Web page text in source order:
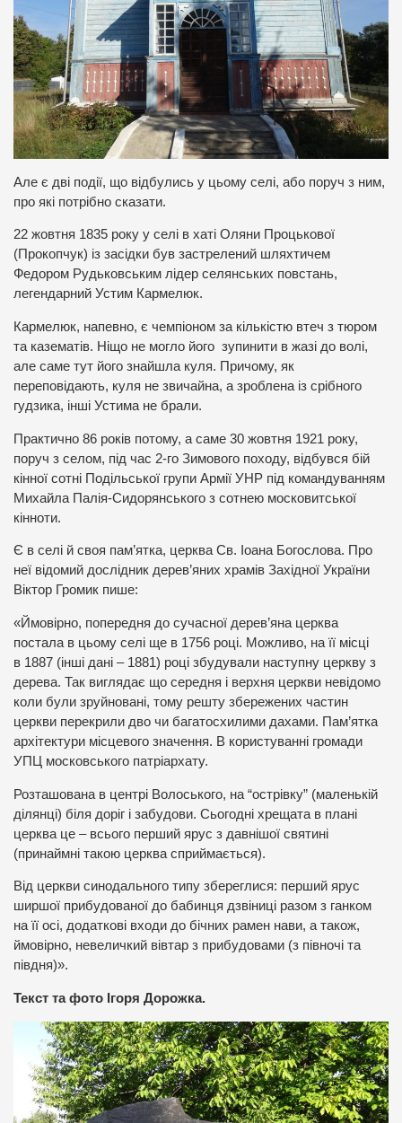
Але є дві події, що відбулись у цьому селі, або поруч з ним,
про які потрібно сказати.
22 жовтня 1835 року у селі в хаті Оляни Процькової
(Прокопчук) із засідки був застрелений шляхтичем
Федором Рудьковським лідер селянських повстань,
легендарний Устим Кармелюк.
Кармелюк, напевно, є чемпіоном за кількістю втеч з тюром
та казематів. Ніщо не могло його зупинити в жазі до волі,
але саме тут його знайшла куля. Причому, як
переповідають, куля не звичайна, а зроблена із срібного
гудзика, інші Устима не брали.
Практично 86 років потому, а саме 30 жовтня 1921 року,
поруч з селом, під час 2-го Зимового походу, відбувся бій
кінної сотні Подільської групи Армії УНР під командуванням
Михайла Палія-Сидорянського з сотнею московитської
кінноти.
Є в селі й своя пам’ятка, церква Св. Іоана Богослова. Про
неї відомий дослідник дерев’яних храмів Західної України
Віктор Громик пише:
«Ймовірно, попередня до сучасної дерев’яна церква
постала в цьому селі ще в 1756 році. Можливо, на її місці
в 1887 (інші дані – 1881) році збудували наступну церкву з
дерева. Так виглядає що середня і верхня церкви невідомо
коли були зруйновані, тому решту збережених частин
церкви перекрили дво чи багатосхилими дахами. Пам’ятка
архітектури місцевого значення. В користуванні громади
УПЦ московського патріархату.
Розташована в центрі Волоського, на “острівку” (маленькій
ділянці) біля доріг і забудови. Сьогодні хрещата в плані
церква це – всього перший ярус з давнішої святині
(принаймні такою церква сприймається).
Від церкви синодального типу збереглися: перший ярус
ширшої прибудованої до бабинця дзвіниці разом з ганком
на її осі, додаткові входи до бічних рамен нави, а також,
ймовірно, невеличкий вівтар з прибудовами (з півночі та
півдня)».
Текст та фото Ігоря Дорожка.